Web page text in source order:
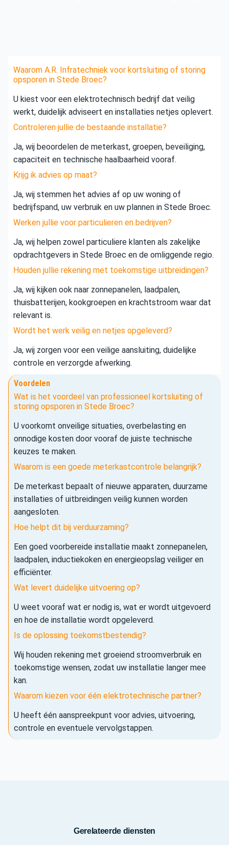
Waarom A.R. Infratechniek voor kortsluiting of storing
opsporen in Stede Broec?
U kiest voor een elektrotechnisch bedrijf dat veilig
werkt, duidelijk adviseert en installaties netjes oplevert.
Controleren jullie de bestaande installatie?
Ja, wij beoordelen de meterkast, groepen, beveiliging,
capaciteit en technische haalbaarheid vooraf.
Krijg ik advies op maat?
Ja, wij stemmen het advies af op uw woning of
bedrijfspand, uw verbruik en uw plannen in Stede Broec.
Werken jullie voor particulieren en bedrijven?
Ja, wij helpen zowel particuliere klanten als zakelijke
opdrachtgevers in Stede Broec en de omliggende regio.
Houden jullie rekening met toekomstige uitbreidingen?
Ja, wij kijken ook naar zonnepanelen, laadpalen,
thuisbatterijen, kookgroepen en krachtstroom waar dat
relevant is.
Wordt het werk veilig en netjes opgeleverd?
Ja, wij zorgen voor een veilige aansluiting, duidelijke
controle en verzorgde afwerking.
Voordelen
Wat is het voordeel van professioneel kortsluiting of
storing opsporen in Stede Broec?
U voorkomt onveilige situaties, overbelasting en
onnodige kosten door vooraf de juiste technische
keuzes te maken.
Waarom is een goede meterkastcontrole belangrijk?
De meterkast bepaalt of nieuwe apparaten, duurzame
installaties of uitbreidingen veilig kunnen worden
aangesloten.
Hoe helpt dit bij verduurzaming?
Een goed voorbereide installatie maakt zonnepanelen,
laadpalen, inductiekoken en energieopslag veiliger en
efficiënter.
Wat levert duidelijke uitvoering op?
U weet vooraf wat er nodig is, wat er wordt uitgevoerd
en hoe de installatie wordt opgeleverd.
Is de oplossing toekomstbestendig?
Wij houden rekening met groeiend stroomverbruik en
toekomstige wensen, zodat uw installatie langer mee
kan.
Waarom kiezen voor één elektrotechnische partner?
U heeft één aanspreekpunt voor advies, uitvoering,
controle en eventuele vervolgstappen.
Gerelateerde diensten